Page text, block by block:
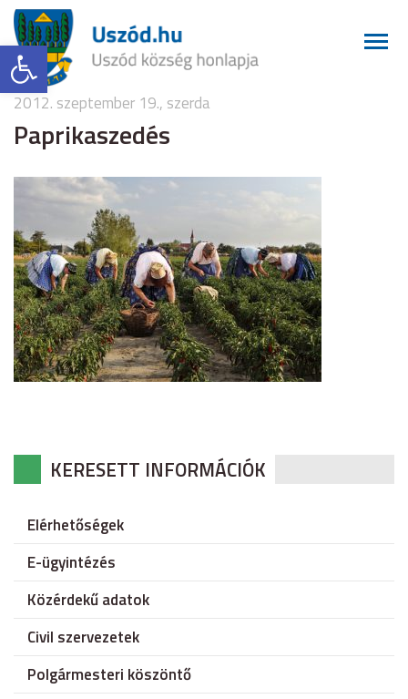
Eszköztár megnyitása
2012. szeptember 19., szerda
Paprikaszedés
KERESETT INFORMÁCIÓK
Elérhetőségek
E-ügyintézés
Közérdekű adatok
Civil szervezetek
Polgármesteri köszöntő